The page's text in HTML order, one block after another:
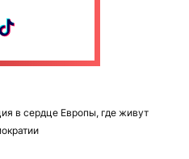
в сердце Европы, где живут